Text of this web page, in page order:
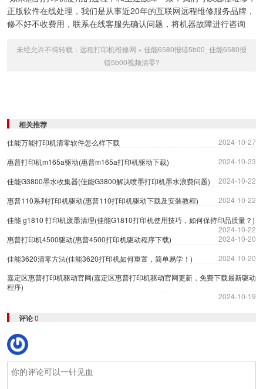
正版软件在线处理，我们是从事近20年的互联网远程维修服务品牌，
修不好不收费用，联系在线客服先确认问题，将机器故障进行咨询
未经允许不得转载： 远程打印机维修网 » 佳能6580报错5b00_佳能6580报
错5b00视频清零?
相关推荐
佳能万能打印机清零软件怎么样下载
2024-10-27
惠普打印机m165a驱动(惠普m165a打印机驱动下载)
2024-10-23
佳能G3800墨水收集器(佳能G3800解决喷墨打印机墨水浪费问题)
2024-10-22
惠普110系列打印机驱动(惠普110打印机驱动下载及安装教程)
2024-10-22
佳能 g1810 打印机废墨清理(佳能G1810打印机使用技巧，如何保持印品质量？)
2024-10-22
惠普打印机4500驱动(惠普4500打印机驱动程序下载)
2024-10-20
佳能3620清零方法(佳能3620打印机如何重置，简单易学！)
2024-10-20
嘉定区惠普打印机驱动官网(嘉定区惠普打印机驱动官网更新，免费下载最新驱动
程序)
2024-10-19
评论0